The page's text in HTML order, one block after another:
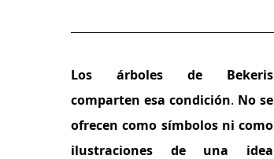
Los árboles de Bekeris
comparten esa condición. No se
ofrecen como símbolos ni como
ilustraciones de una idea